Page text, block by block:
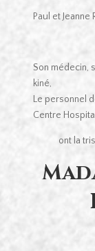
Paul et Jeanne
Son médecin,
kiné,
Le personnel
Centre
ont la